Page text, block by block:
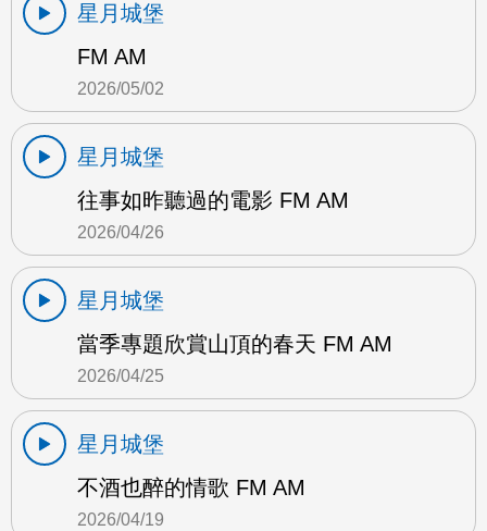
星月城堡
FM AM
2026/05/02
星月城堡
往事如昨聽過的電影 FM AM
2026/04/26
星月城堡
當季專題欣賞山頂的春天 FM AM
2026/04/25
星月城堡
不酒也醉的情歌 FM AM
2026/04/19